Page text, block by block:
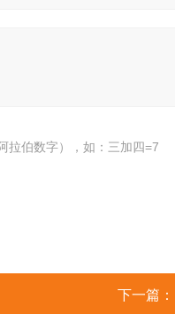
拉伯数字），如：三加四=7
下一篇：